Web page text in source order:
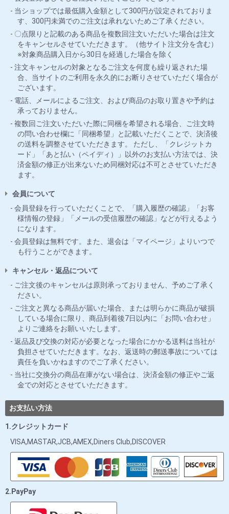
当ショップでは最低購入金額として300円が設定されておりま
す、300円未満でのご注文は承れないためご了承ください。
〇点限りと記載のある商品を複数回注文いただいた場合は注文
をキャンセルさせていただきます。（他サイト注文分を含む）
※対象商品購入日から30日を経過した場合を除く
注文キャンセルの対象となるご注文を何度も繰り返された場
合、当サイトのご利用を永久的にお断りさせていただく場合が
ございます。
電話、メールによるご注文、および商品のお取り置きや予約は
承っておりません。
複数回ご注文いただいた際に同梱を希望される場合、ご注文時
の問い合わせ欄に「同梱希望」と記載いただくことで、決済後
の送料を調整させていただきます。 ただし、「クレジットカ
ード」「あと払い（ペイディ）」以外のお支払い方法では、決
済金額の修正が出来ないため同梱対応は不可とさせていただき
ます。
会員について
会員登録を行っていただくことで、「購入履歴の確認」「お客
様情報の登録」「メールの受信履歴の確認」などが行えるよう
になります。
会員登録は無料です。また、退会は「マイページ」よりいつで
も行うことができます。
キャンセル・返品について
ご注文後のキャンセルは原則承っておりません、予めご了承く
ださい。
ご注文と異なる商品が届いた場合、または明らかに商品が破損
している場合に限り、商品到着後7日以内に「お問い合わせ」
よりご連絡をお願いいたします。
返品及び交換の対応が必要となった場合にかかる送料は当社が
負担させていただきます。なお、返送時の郵送事故については
責任を負いかねますのでご了承ください。
当社に交換分の商品在庫がない場合は、決済金額の修正やご返
金での対応とさせていただきます。
お支払い方法
1.クレジットカード
VISA,MASTAR,JCB,AMEX,Diners Club,DISCOVER
2.PayPay